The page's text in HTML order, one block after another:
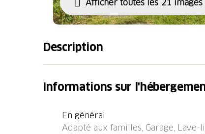
Afficher toutes les 21 images
Description
"Cityview Lugano - Casa Carlo", 590 m
les arbres. Dans le haut de la station
orientée sud-ouest. A usage privé:
terrasse, meubles de jardin, barbecue.
Informations sur
En général
Adapté aux familles, Garage,